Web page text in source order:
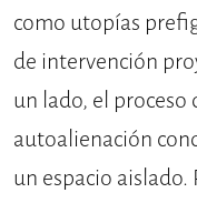
como utopías
de intervención
un lado, el
autoalienación
un espacio